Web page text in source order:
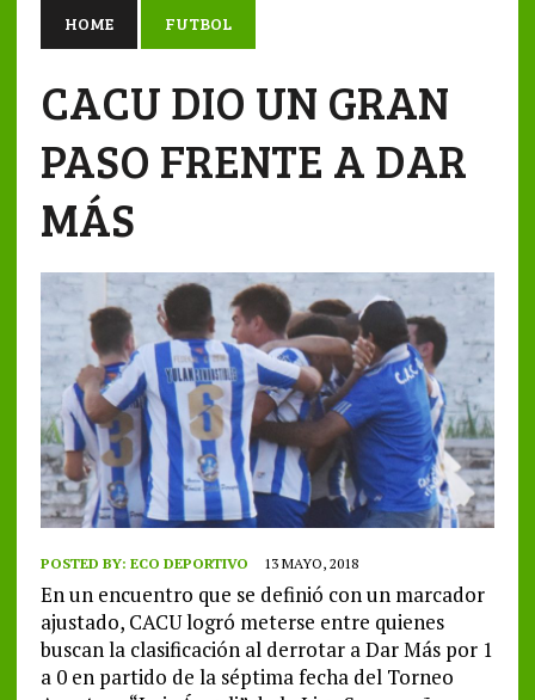
HOME FUTBOL
CACU DIO UN GRAN
PASO FRENTE A DAR
MÁS
POSTED BY: ECO DEPORTIVO 13 MAYO, 2018
En un encuentro que se definió con un marcador
ajustado, CACU logró meterse entre quienes
buscan la clasificación al derrotar a Dar Más por 1
a 0 en partido de la séptima fecha del Torneo